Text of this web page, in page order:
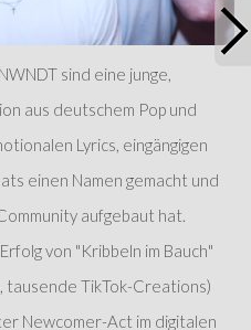
sind eine junge,
aus deutschem Pop und
Lyrics, eingängigen
einen Namen gemacht und
aufgebaut hat.
von "Kribbeln im Bauch"
tausende TikTok-Creations)
Newcomer-Act im digitalen